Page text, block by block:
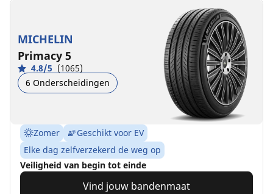
MICHELIN
Primacy 5
4.8/5 (1065)
6 Onderscheidingen
Zomer
Geschikt voor EV
Elke dag zelfverzekerd de weg op
Veiligheid van begin tot einde
Vind jouw bandenmaat